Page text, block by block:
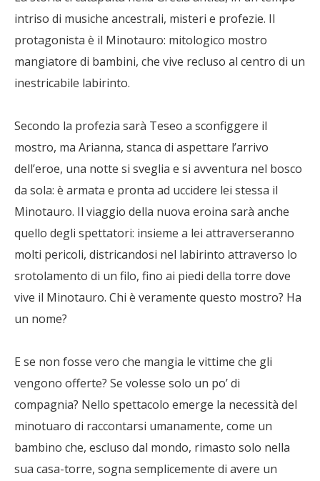
intriso di musiche ancestrali, misteri e profezie. Il
protagonista è il Minotauro: mitologico mostro
mangiatore di bambini, che vive recluso al centro di un
inestricabile labirinto.
Secondo la profezia sarà Teseo a sconfiggere il
mostro, ma Arianna, stanca di aspettare l’arrivo
dell’eroe, una notte si sveglia e si avventura nel bosco
da sola: è armata e pronta ad uccidere lei stessa il
Minotauro. Il viaggio della nuova eroina sarà anche
quello degli spettatori: insieme a lei attraverseranno
molti pericoli, districandosi nel labirinto attraverso lo
srotolamento di un filo, fino ai piedi della torre dove
vive il Minotauro. Chi è veramente questo mostro? Ha
un nome?
E se non fosse vero che mangia le vittime che gli
vengono offerte? Se volesse solo un po’ di
compagnia? Nello spettacolo emerge la necessità del
minotuaro di raccontarsi umanamente, come un
bambino che, escluso dal mondo, rimasto solo nella
sua casa-torre, sogna semplicemente di avere un